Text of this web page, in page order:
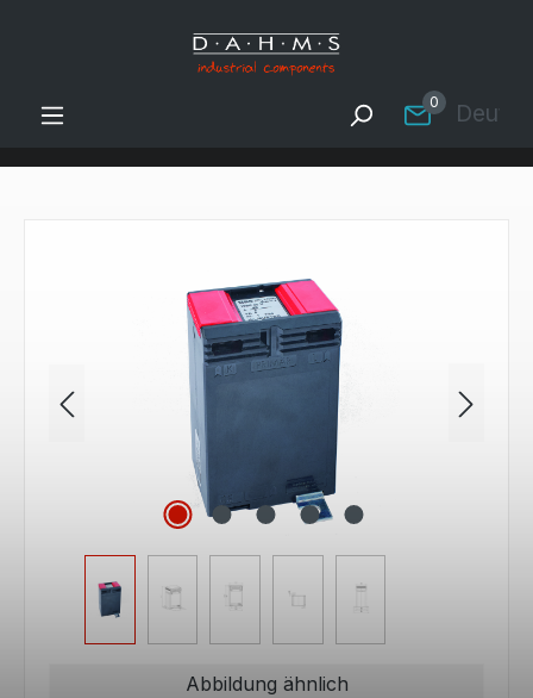
Zum Hauptinhalt springen
0
Bildergalerie überspringen
Abbildung ähnlich